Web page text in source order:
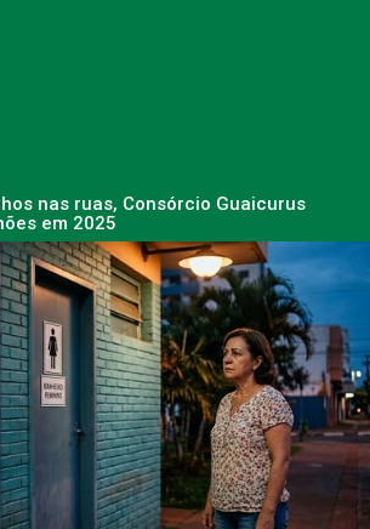
nas ruas, Consórcio Guaicurus
em 2025